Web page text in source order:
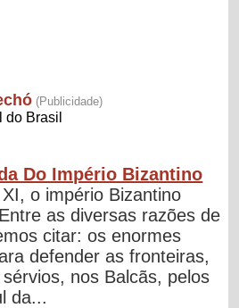
Do Império Bizantino
o império Bizantino
as diversas razões de
citar: os enormes
defender as fronteiras,
nos Balcãs, pelos
da...